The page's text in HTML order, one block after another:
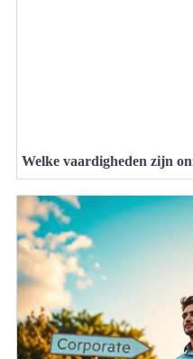
Welke vaardigheden zijn